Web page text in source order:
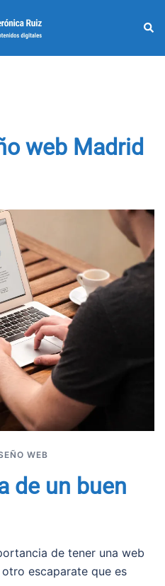
web Madrid
WEB
de un buen
de tener una web
escaparate que es